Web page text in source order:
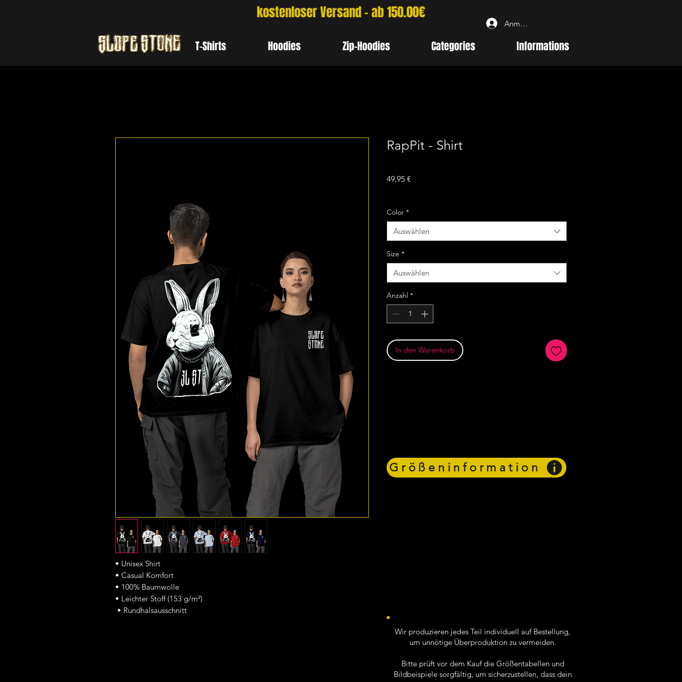
kostenloser Versand - ab 150.00€
Anmelden
Mainpage T-Shirts Hoodies Zip-Hoodies Categories Informations
• Unisex Shirt
• Casual Komfort
• 100% Baumwolle
• Leichter Stoff (153 g/m²)
• Rundhalsausschnitt
RapPit - Shirt
49,95 €
Color *
Auswählen
Size *
Auswählen
Anzahl *
In den Warenkorb
Größeninformation
Wir produzieren jedes Teil individuell auf Bestellung,
um unnötige Überproduktion zu vermeiden.
Bitte prüft vor dem Kauf die Größentabellen und
Bildbeispiele sorgfältig, um sicherzustellen, dass dein